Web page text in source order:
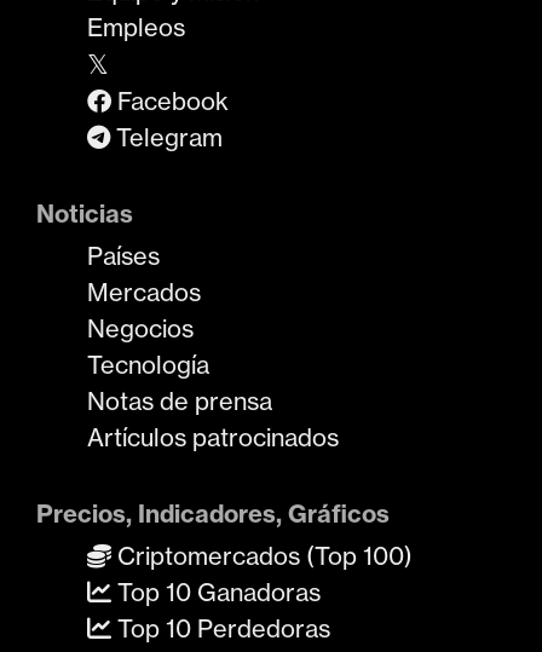
Empleos
𝕏
Facebook
Telegram
Noticias
Países
Mercados
Negocios
Tecnología
Notas de prensa
Artículos patrocinados
Precios, Indicadores, Gráficos
Criptomercados (Top 100)
Top 10 Ganadoras
Top 10 Perdedoras